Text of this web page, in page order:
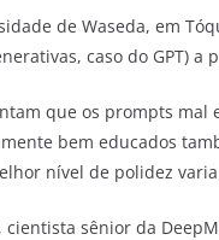
de Waseda, em
caso do GPT)
que os prompts mal
bem educados
nível de polidez
cientista sênior da